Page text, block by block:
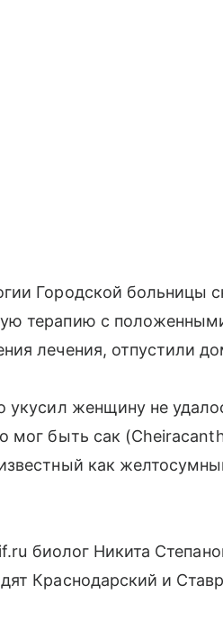
Городской
терапию с
лечения, отпустили
укусил женщину не
мог быть сак
как
биолог Никита
Краснодарский и